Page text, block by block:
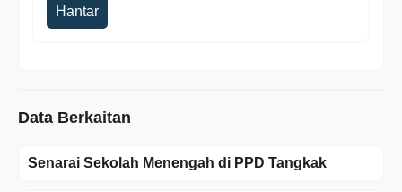
Hantar
Data Berkaitan
Senarai Sekolah Menengah di PPD Tangkak